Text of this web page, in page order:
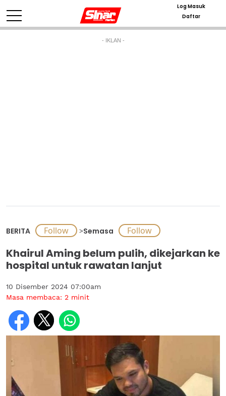
Log Masuk
Daftar
- IKLAN -
BERITA >Semasa
Khairul Aming belum pulih, dikejarkan ke
hospital untuk rawatan lanjut
10 Disember 2024 07:00am
Masa membaca: 2 minit